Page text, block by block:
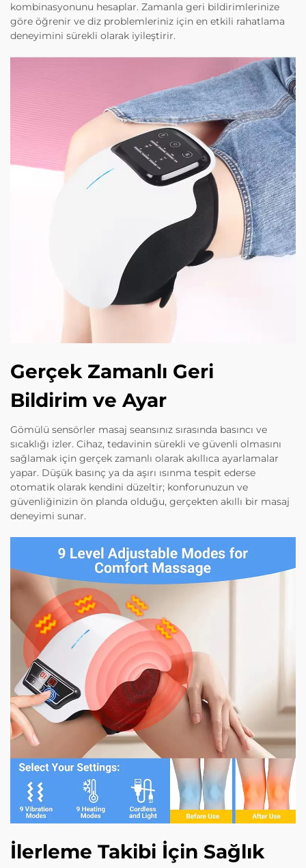
kombinasyonunu hesaplar. Zamanla geri bildirimlerinize
göre öğrenir ve diz problemleriniz için en etkili rahatlama
deneyimini sürekli olarak iyileştirir.
Gerçek Zamanlı Geri
Bildirim ve Ayar
Gömülü sensörler masaj seansınız sırasında basıncı ve
sıcaklığı izler. Cihaz, tedavinin sürekli ve güvenli olmasını
sağlamak için gerçek zamanlı olarak akıllıca ayarlamalar
yapar. Düşük basınç ya da aşırı ısınma tespit ederse
otomatik olarak kendini düzeltir; konforunuzun ve
güvenliğinizin ön planda olduğu, gerçekten akıllı bir masaj
deneyimi sunar.
İlerleme Takibi İçin Sağlık